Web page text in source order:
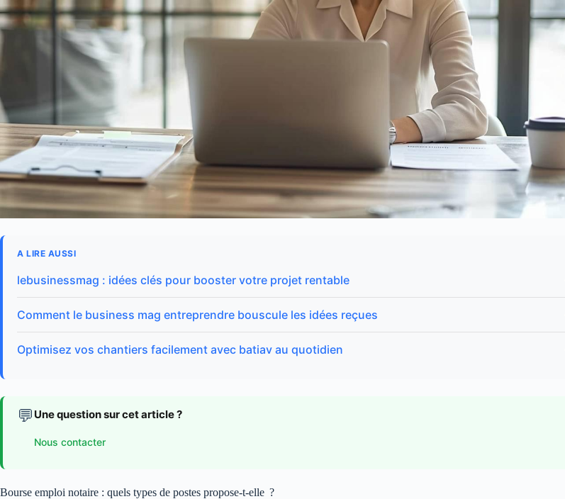
A LIRE AUSSI
lebusinessmag : idées clés pour booster votre projet rentable
Comment le business mag entreprendre bouscule les idées reçues
Optimisez vos chantiers facilement avec batiav au quotidien
💬 Une question sur cet article ?
Nous contacter
Bourse emploi notaire : quels types de postes propose-t-elle ?